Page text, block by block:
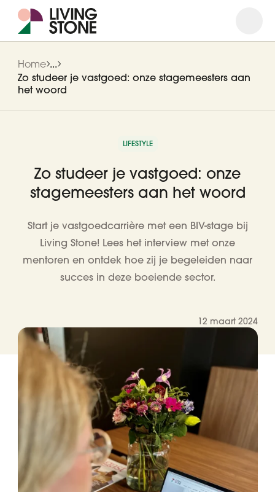
Home ...
Zo studeer je vastgoed: onze stagemeesters aan
het woord
LIFESTYLE
Zo studeer je vastgoed: onze
stagemeesters aan het woord
Start je vastgoedcarrière met een BIV-stage bij
Living Stone! Lees het interview met onze
mentoren en ontdek hoe zij je begeleiden naar
succes in deze boeiende sector.
12 maart 2024